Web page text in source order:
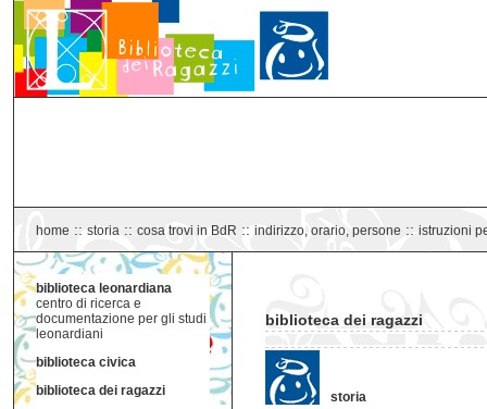
home :: storia :: cosa trovi in BdR :: indirizzo, orario, persone :: istruzioni
biblioteca leonardiana
centro di ricerca e
documentazione per gli studi
leonardiani
biblioteca civica
biblioteca dei ragazzi
biblioteca dei ragazzi
storia